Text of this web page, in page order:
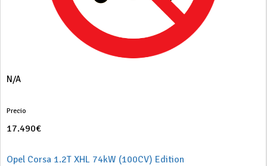
N/A
Precio
17.490€
Opel Corsa 1.2T XHL 74kW (100CV) Edition